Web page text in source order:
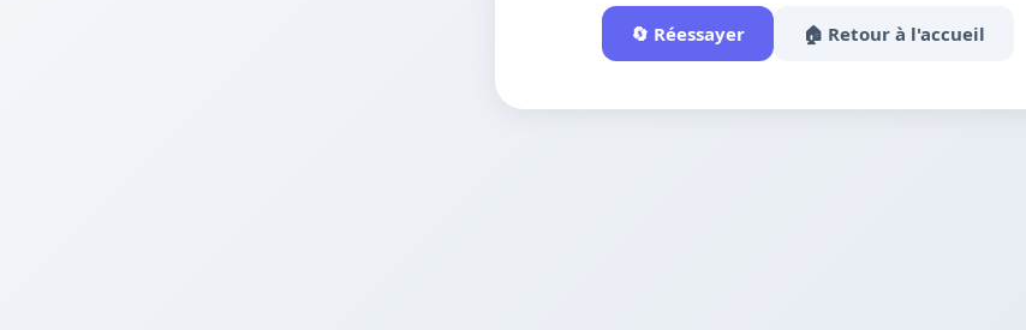
🔄 Réessayer 🏠 Retour à l'accueil